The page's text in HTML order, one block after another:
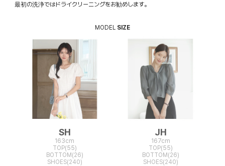
最初の洗浄ではドライクリーニングをお勧めします。
MODEL SIZE
SH
163cm
TOP(55)
BOTTOM(26)
SHOES(240)
JH
167cm
TOP(55)
BOTTOM(26)
SHOES(240)